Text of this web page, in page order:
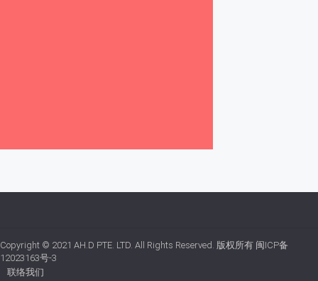
Copyright © 2021 AH.D PTE. LTD. All Rights Reserved. 版权所有 闽ICP备
12023163号-3
联络我们